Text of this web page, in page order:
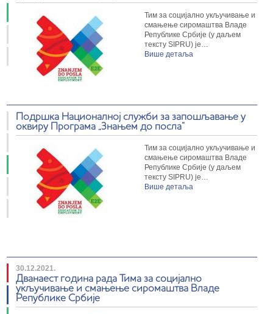
Тим за социјално укључивање и
смањење сиромаштва Владе
Републике Србије (у даљем
тексту SIPRU) је…
Више детаља
Подршка Националној служби за запошљавање у
оквиру Програма „Знањем до посла“
Тим за социјално укључивање и
смањење сиромаштва Владе
Републике Србије (у даљем
тексту SIPRU) је…
Више детаља
30.12.2021.
Дванаест година рада Тима за социјално
укључивање и смањење сиромаштва Владе
Републике Србије